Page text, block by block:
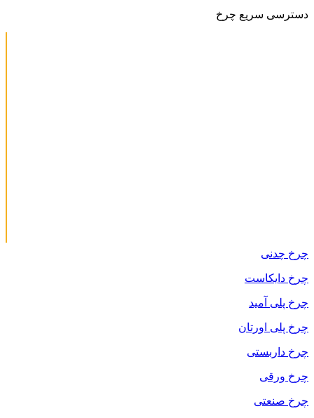
دسترسی سریع چرخ
چرخ چدنی
چرخ دایکاست
چرخ پلی آمید
چرخ پلی اورتان
چرخ داربستی
چرخ ورقی
چرخ صنعتی